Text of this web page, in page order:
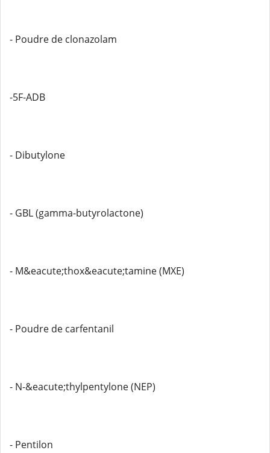
- Poudre de clonazolam
-5F-ADB
- Dibutylone
- GBL (gamma-butyrolactone)
- M&eacute;thox&eacute;tamine (MXE)
- Poudre de carfentanil
- N-&eacute;thylpentylone (NEP)
- Pentilon